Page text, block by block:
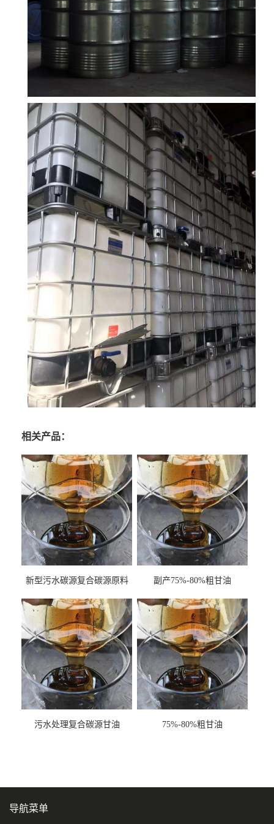
相关产品：
新型污水碳源复合碳源原料
副产75%-80%粗甘油
污水处理复合碳源甘油
75%-80%粗甘油
导航菜单